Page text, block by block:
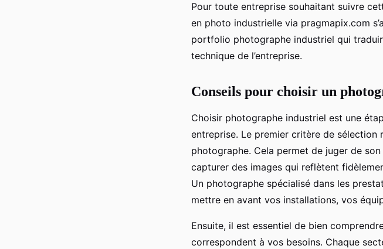
Pour toute entreprise souhaitant suivre
en photo industrielle via pragmapix.com
portfolio photographe industriel qui
technique de l’entreprise.
Conseils pour choisir un
Choisir photographe industriel est une
entreprise. Le premier critère de sélection
photographe. Cela permet de juger de
capturer des images qui reflètent
Un photographe spécialisé dans les
mettre en avant vos installations, vos
Ensuite, il est essentiel de bien
correspondent à vos besoins. Chaque